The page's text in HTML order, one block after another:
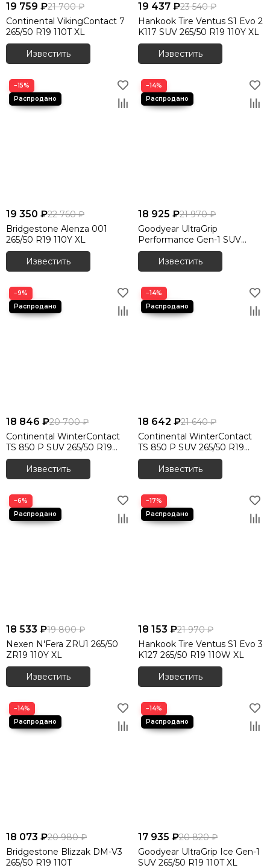
19 759 ₽21 700 ₽
Continental VikingContact 7
265/50 R19 110T XL
Известить
19 437 ₽23 540 ₽
Hankook Tire Ventus S1 Evo 2
K117 SUV 265/50 R19 110Y XL
Известить
−15%
19 350 ₽22 760 ₽
Bridgestone Alenza 001
265/50 R19 110Y XL
Известить
−14%
18 925 ₽21 970 ₽
Goodyear UltraGrip
Performance Gen-1 SUV
265/50 R19 110V XL
Известить
−9%
18 846 ₽20 700 ₽
Continental WinterContact
TS 850 P SUV 265/50 R19
110V XL
Известить
−14%
18 642 ₽21 640 ₽
Continental WinterContact
TS 850 P SUV 265/50 R19
110V XL
Известить
−6%
18 533 ₽19 800 ₽
Nexen N'Fera ZRU1 265/50
ZR19 110Y XL
Известить
−17%
18 153 ₽21 970 ₽
Hankook Tire Ventus S1 Evo 3
K127 265/50 R19 110W XL
Известить
−14%
18 073 ₽20 980 ₽
Bridgestone Blizzak DM-V3
265/50 R19 110T
−14%
17 935 ₽20 820 ₽
Goodyear UltraGrip Ice Gen-1
SUV 265/50 R19 110T XL